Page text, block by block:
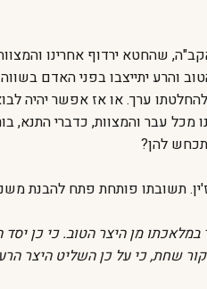
שהחטא ירדוף אחרינו
והרע יתייצבו בפני האדם
ערך. או אז אפשר יהיה
מכל עבר והמצוות, כדברי התנא,
להן?
תשובתו פותחת פתח להבנת
במלאכתו מן היצר הטוב. כי כן
שחת, כי על כן השליט היצר